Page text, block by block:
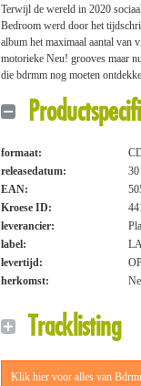
Terwijl de wereld in 2020
Bedroom werd door het
album het maximaal aantal van
motorieke Neu! grooves maar
die bdrmm nog moeten
formaat:
releasedatum:
EAN:
Kroese ID:
leverancier:
label:
levertijd:
herkomst:
Tracklisting
Klik hier voor alles van